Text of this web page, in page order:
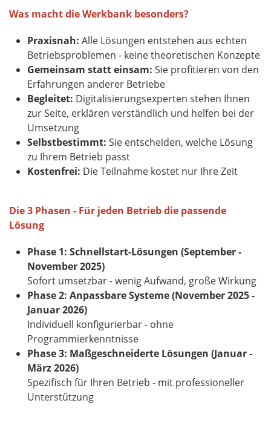
Was macht die Werkbank besonders?
Praxisnah: Alle Lösungen entstehen aus echten
Betriebsproblemen - keine theoretischen Konzepte
Gemeinsam statt einsam: Sie profitieren von den
Erfahrungen anderer Betriebe
Begleitet: Digitalisierungsexperten stehen Ihnen
zur Seite, erklären verständlich und helfen bei der
Umsetzung
Selbstbestimmt: Sie entscheiden, welche Lösung
zu Ihrem Betrieb passt
Kostenfrei: Die Teilnahme kostet nur Ihre Zeit
Die 3 Phasen - Für jeden Betrieb die passende
Lösung
Phase 1: Schnellstart-Lösungen (September -
November 2025)
Sofort umsetzbar - wenig Aufwand, große Wirkung
Phase 2: Anpassbare Systeme (November 2025 -
Januar 2026)
Individuell konfigurierbar - ohne
Programmierkenntnisse
Phase 3: Maßgeschneiderte Lösungen (Januar -
März 2026)
Spezifisch für Ihren Betrieb - mit professioneller
Unterstützung